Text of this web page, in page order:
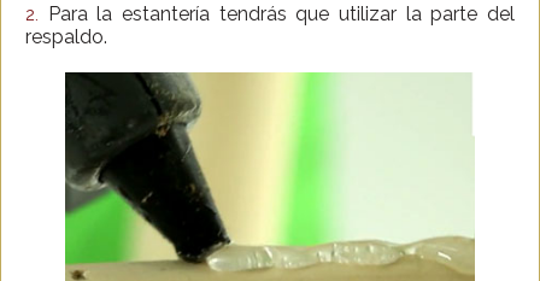
2.
Para la estantería tendrás que utilizar la parte del
respaldo.